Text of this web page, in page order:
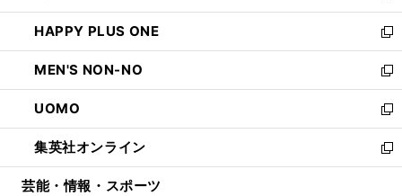
開
く
ウ
で
開
く
ン
ド
ウ
で
開
く
ウ
ィ
ン
ド
ウ
で
開
く
し
い
ウ
ィ
ン
ド
ウ
で
開
HAPPY PLUS ONE
新
し
い
ウ
ィ
ン
ド
ウ
MEN'S NON-NO
新
し
い
ウ
ィ
ン
UOMO
新
し
い
ウ
集英社オンライン
新
し
芸能・情報・スポーツ